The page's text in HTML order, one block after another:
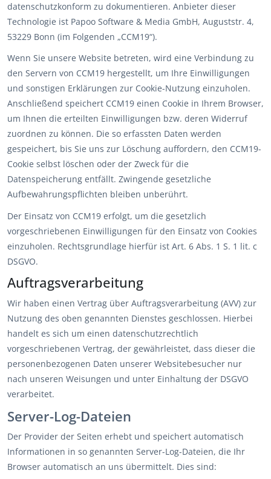
datenschutzkonform zu dokumentieren. Anbieter dieser
Technologie ist Papoo Software & Media GmbH, Auguststr. 4,
53229 Bonn (im Folgenden „CCM19“).
Wenn Sie unsere Website betreten, wird eine Verbindung zu
den Servern von CCM19 hergestellt, um Ihre Einwilligungen
und sonstigen Erklärungen zur Cookie-Nutzung einzuholen.
Anschließend speichert CCM19 einen Cookie in Ihrem Browser,
um Ihnen die erteilten Einwilligungen bzw. deren Widerruf
zuordnen zu können. Die so erfassten Daten werden
gespeichert, bis Sie uns zur Löschung auffordern, den CCM19-
Cookie selbst löschen oder der Zweck für die
Datenspeicherung entfällt. Zwingende gesetzliche
Aufbewahrungspflichten bleiben unberührt.
Der Einsatz von CCM19 erfolgt, um die gesetzlich
vorgeschriebenen Einwilligungen für den Einsatz von Cookies
einzuholen. Rechtsgrundlage hierfür ist Art. 6 Abs. 1 S. 1 lit. c
DSGVO.
Auftragsverarbeitung
Wir haben einen Vertrag über Auftragsverarbeitung (AVV) zur
Nutzung des oben genannten Dienstes geschlossen. Hierbei
handelt es sich um einen datenschutzrechtlich
vorgeschriebenen Vertrag, der gewährleistet, dass dieser die
personenbezogenen Daten unserer Websitebesucher nur
nach unseren Weisungen und unter Einhaltung der DSGVO
verarbeitet.
Server-Log-Dateien
Der Provider der Seiten erhebt und speichert automatisch
Informationen in so genannten Server-Log-Dateien, die Ihr
Browser automatisch an uns übermittelt. Dies sind: